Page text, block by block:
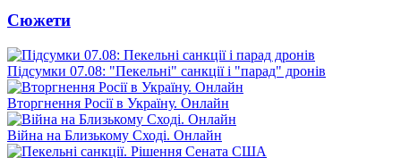
Сюжети
Підсумки 07.08: "Пекельні" санкції і "парад" дронів
Вторгнення Росії в Україну. Онлайн
Війна на Близькому Сході. Онлайн